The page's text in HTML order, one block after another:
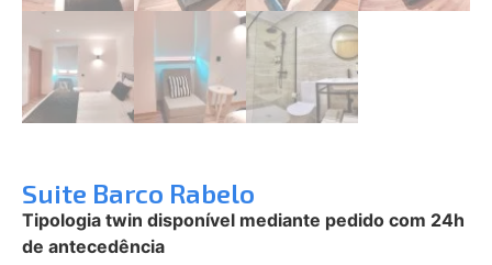
Suite Barco Rabelo
Tipologia twin disponível mediante pedido com 24h
de antecedência